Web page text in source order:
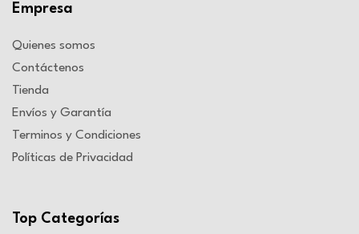
Empresa
Quienes somos
Contáctenos
Tienda
Envíos y Garantía
Terminos y Condiciones
Políticas de Privacidad
Top Categorías